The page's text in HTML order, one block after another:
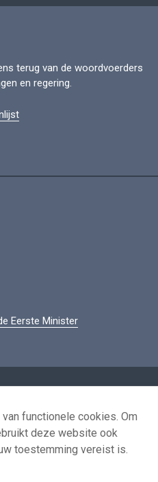
terug van de woordvoerders
en regering.
Eerste Minister
het hergebruik
ons
functionele cookies. Om
deze website ook
toestemming vereist is.